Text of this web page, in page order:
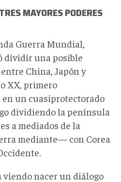
MAYORES PODERES
Guerra Mundial,
dividir una posible
China, Japón y
XX, primero
un cuasiprotectorado
dividiendo la península
a mediados de la
mediante— con Corea
viendo nacer un diálogo